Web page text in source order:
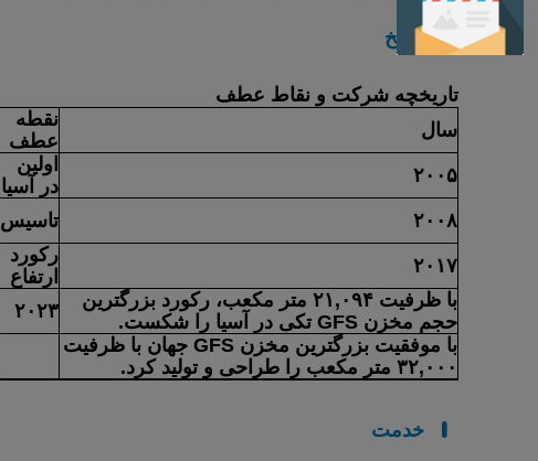
تاریخ
تاریخچه شرکت و نقاط عطف
سال
نقطه
عطف
۲۰۰۵
اولین
در آسیا
۲۰۰۸
تاسیس
۲۰۱۷
رکورد
ارتفاع
با ظرفیت ۲۱,۰۹۴ متر مکعب، رکورد بزرگترین
حجم مخزن GFS تکی در آسیا را شکست.
۲۰۲۳
با موفقیت بزرگترین مخزن GFS جهان با ظرفیت
۳۲,۰۰۰ متر مکعب را طراحی و تولید کرد.
خدمت